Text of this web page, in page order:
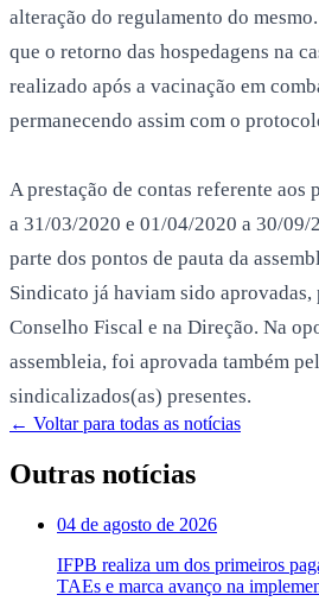
alteração do regulamento do
que o retorno das hospedagens na
realizado após a vacinação em
permanecendo assim com o
A prestação de contas referente aos
a 31/03/2020 e 01/04/2020 a 30/09/
parte dos pontos de pauta da
Sindicato já haviam sido
Conselho Fiscal e na Direção. Na
assembleia, foi aprovada também
sindicalizados(as) presentes.
← Voltar para todas as notícias
Outras notícias
04 de agosto de 2026
IFPB realiza um dos primeiros
TAEs e marca avanço na